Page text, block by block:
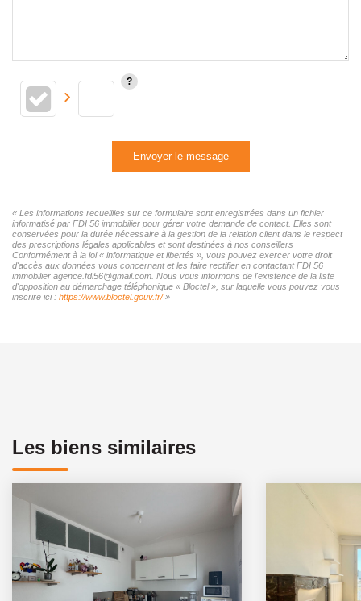
Envoyer le message
« Les informations recueillies sur ce formulaire sont enregistrées dans un fichier
informatisé par FDI 56 immobilier pour gérer votre demande de contact. Elles sont
conservées pour la durée nécessaire à la gestion de la relation client dans le respect
des prescriptions légales applicables et sont destinées à nos conseillers
Conformément à la loi « informatique et libertés », vous pouvez exercer votre droit
d'accès aux données vous concernant et les faire rectifier en contactant FDI 56
immobilier agence.fdi56@gmail.com. Nous vous informons de l'existence de la liste
d'opposition au démarchage téléphonique « Bloctel », sur laquelle vous pouvez vous
inscrire ici : https://www.bloctel.gouv.fr/»
Les biens similaires